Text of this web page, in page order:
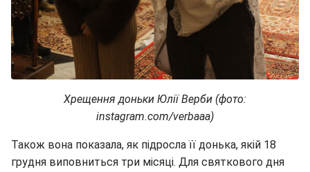
Хрещення доньки Юлії Верби (фото:
instagram.com/verbaaa)
Також вона показала, як підросла її донька, якій 18
грудня виповниться три місяці. Для святкового дня